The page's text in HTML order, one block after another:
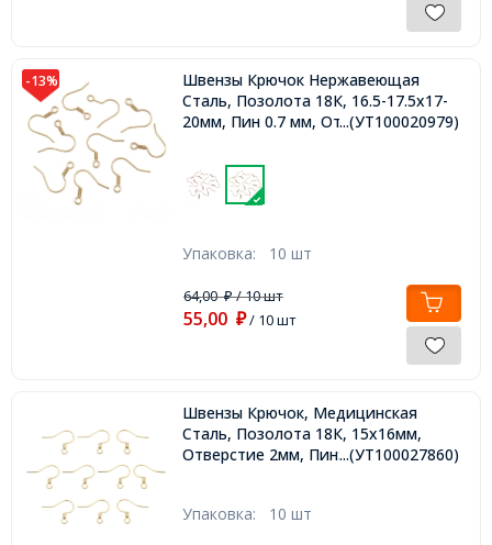
-13%
Швензы Крючок Нержавеющая
Сталь, Позолота 18К, 16.5-17.5х17-
20мм, Пин 0.7 мм, Отверстие 2мм,
...(УТ100020979)
Упаковка: 10 шт
64,00₽/ 10 шт
55,00 ₽/ 10 шт
Швензы Крючок, Медицинская
Сталь, Позолота 18К, 15х16мм,
Отверстие 2мм, Пин: 0.8мм,...(УТ100027860)
Упаковка: 10 шт